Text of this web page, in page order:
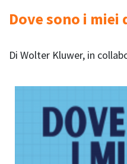
Dove sono i miei
Di Wolter Kluwer, in